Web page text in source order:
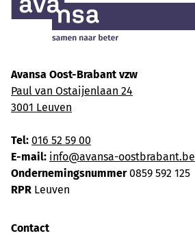
Avansa Oost-Brabant vzw
Paul van Ostaijenlaan 24
3001 Leuven
Tel: 016 52 59 00
E-mail: info@avansa-oostbrabant.be
Ondernemingsnummer0859 592 125
RPR Leuven
Contact